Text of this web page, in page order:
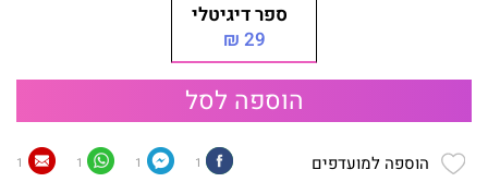
ספר דיגיטלי
29 ₪
הוספה לסל
הוספה למועדפים 1
1
1
1